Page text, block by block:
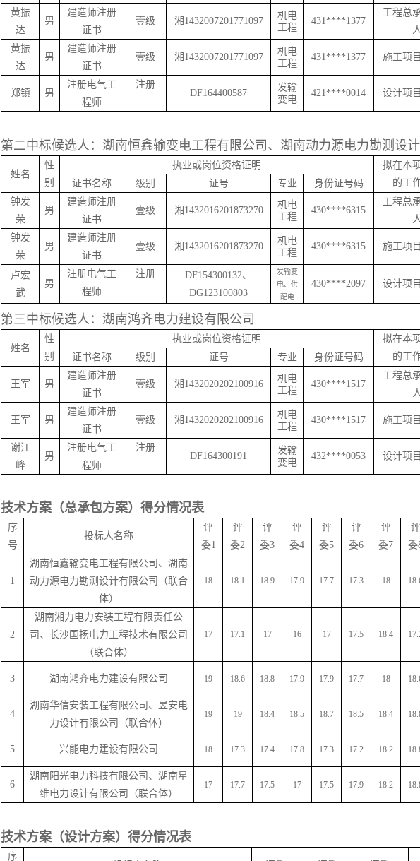
黄振
达
男
建造师注册
证书
壹级 湘 1432007201771097
机电
工程
431****1377
工程总
黄振
达
男
建造师注册
证书
壹级 湘 1432007201771097
机电
工程
431****1377 施工项
郑镇 男
注册电气工
程师
注册
DF164400587
发输
变电
421****0014 设计项
第二中标候选人：湖南恒鑫输变电工程有限公司、湖南动力源电力勘测设计
姓名
性
别
执业或岗位资格证明
拟在本
的工
证书名称 级别 证号 专业
身份证号码
钟发
荣
男
建造师注册
证书
壹级 湘 1432016201873270
机电
工程
430****6315
工程总
钟发
荣
男
建造师注册
证书
壹级 湘 1432016201873270
机电
工程
430****6315 施工项
卢宏
武
男
注册电气工
程师
注册 DF154300132、
DG123100803
发输变
电、供
配电
430****2097 设计项
第三中标候选人：湖南鸿齐电力建设有限公司
姓名
性
别
执业或岗位资格证明
拟在本
的工
证书名称 级别 证号 专业 身份证号码
王军 男
建造师注册
证书
壹级 湘 1432020202100916
机电
工程
430****1517
工程总
王军 男
建造师注册
证书
壹级 湘 1432020202100916
机电
工程
430****1517 施工项
谢江
峰
男
注册电气工
程师
注册
DF164300191
发输
变电
432****0053 设计项
技术方案（总承包方案）得分情况表
序
号
投标人名称
评
委1
评
委2
评
委3
评
委4
评
委5
评
委6
评
委7
评
委
1
湖南恒鑫输变电工程有限公司、湖南
动力源电力勘测设计有限公司（联合
体）
18 18.1 18.9 17.9 17.7 17.3 18
2
湖南湘力电力安装工程有限责任公
司、长沙国扬电力工程技术有限公司
（联合体）
17 17.1 17 16 17 17.5 18.4
3 湖南鸿齐电力建设有限公司 19 18.6 18.8 17.9 17.9 17.7 18
4
湖南华信安装工程有限公司、昱安电
力设计有限公司（联合体）
19 19 18.4 18.5 18.7 18.5 18.4
5 兴能电力建设有限公司 18 17.3 17.4 17.8 17.3 17.2 18.2
6
湖南阳光电力科技有限公司、湖南星
维电力设计有限公司（联合体）
17 17.7 17.5 17 17.5 17.9 18.2
技术方案（设计方案）得分情况表
序